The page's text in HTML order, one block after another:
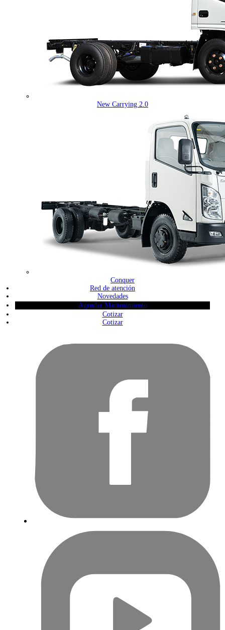
New Carrying 2.0
Conquer
Red de atención
Novedades
Agendar Mantenimiento
Cotizar
Cotizar